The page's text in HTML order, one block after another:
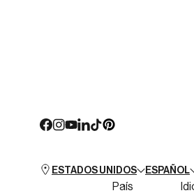
ESTADOS UNIDOS
País
ESPAÑOL